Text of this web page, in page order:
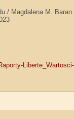
/ Magdalena M.